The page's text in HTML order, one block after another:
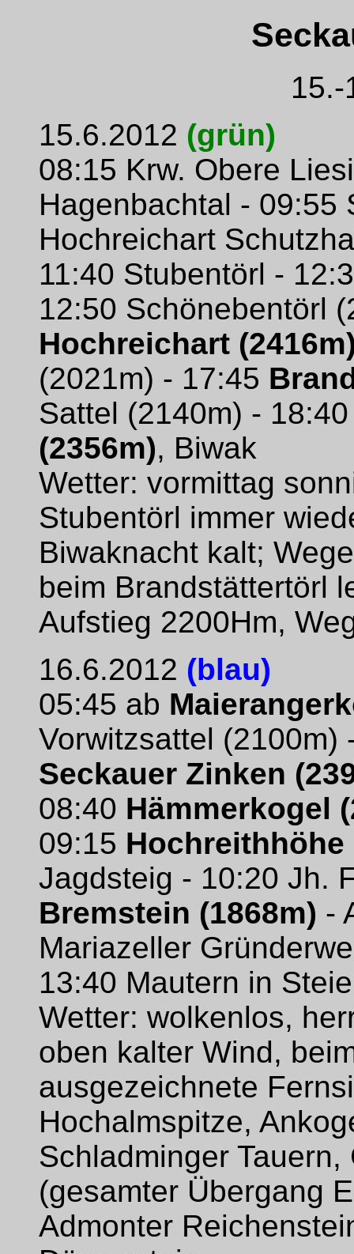
15.-
15.6.2012 (grün)
08:15 Krw. Obere
Hagenbachtal - 09:55
Hochreichart
11:40 Stubentörl -
12:50 Schönebentörl
Hochreichart
(2021m) - 17:45
Sattel (2140m) -
(2356m), Biwak
Wetter: vormittag
Stubentörl immer
Biwaknacht kalt;
beim Brandstättertörl
Aufstieg 2200Hm,
16.6.2012 (blau)
05:45 ab
Vorwitzsattel (2100m)
Seckauer Zinken
08:40 Hämmerkogel
09:15 Hochreithhöhe
Jagdsteig - 10:20 Jh.
Bremstein (1868m) -
Mariazeller
13:40 Mautern in
Wetter: wolkenlos,
oben kalter Wind,
ausgezeichnete
Hochalmspitze,
Schladminger
(gesamter Übergang
Admonter